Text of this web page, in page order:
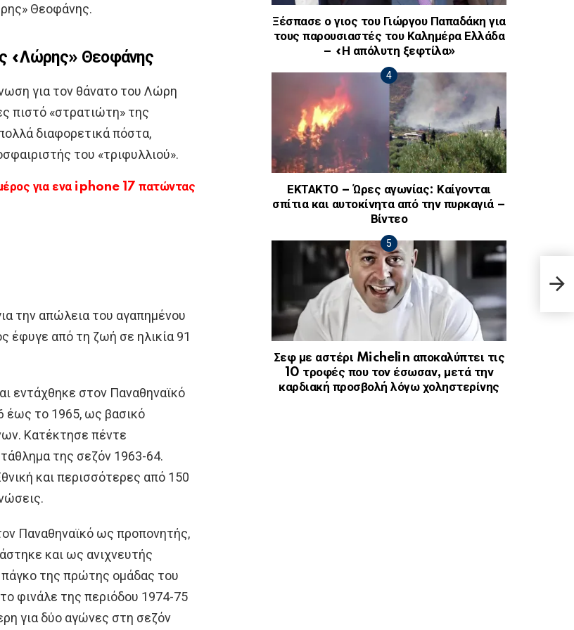
Θεοφάνης.
«Λώρης» Θεοφάνης
για τον θάνατο του Λώρη
πιστό «στρατιώτη» της
διαφορετικά πόστα,
του «τριφυλλιού».
για ενα iphone 17 πατώντας
την απώλεια του αγαπημένου
έφυγε από τη ζωή σε ηλικία 91
εντάχθηκε στον Παναθηναϊκό
έως το 1965, ως βασικό
Κατέκτησε πέντε
της σεζόν 1963-64.
και περισσότερες από 150
Παναθηναϊκό ως προπονητής,
και ως ανιχνευτής
της πρώτης ομάδας του
φινάλε της περιόδου 1974-75
για δύο αγώνες στη σεζόν
Ξέσπασε ο γιος του Γιώργου Παπαδάκη για
τους παρουσιαστές του Καλημέρα Ελλάδα
– «Η απόλυτη ξεφτίλα»
ΕΚΤΑΚΤΟ – Ώρες αγωνίας: Καίγονται
σπίτια και αυτοκίνητα από την πυρκαγιά –
Βίντεο
Σεφ με αστέρι Michelin αποκαλύπτει τις
10 τροφές που τον έσωσαν, μετά την
καρδιακή προσβολή λόγω χοληστερίνης